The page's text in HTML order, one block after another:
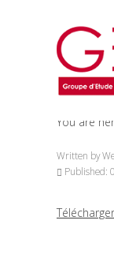
You are
Written by
Published:
Télécharger